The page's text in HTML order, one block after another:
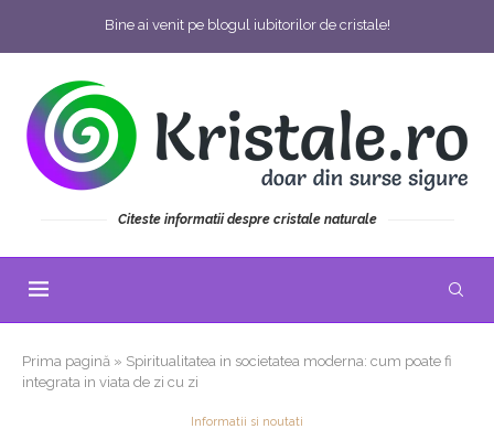
Bine ai venit pe blogul iubitorilor de cristale!
Citeste informatii despre cristale naturale
Prima pagină » Spiritualitatea in societatea moderna: cum poate fi
integrata in viata de zi cu zi
Informatii si noutati